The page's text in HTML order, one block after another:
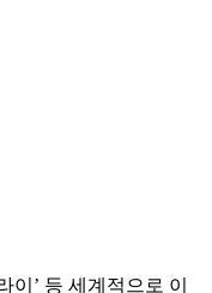
이’ 등 세계적으로 이